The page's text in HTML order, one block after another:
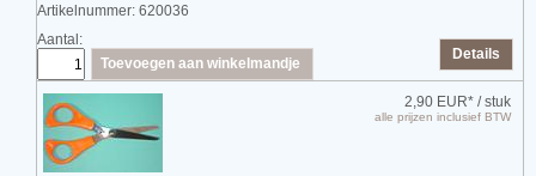
Artikelnummer: 620036
Details
Aantal:
Toevoegen aan winkelmandje
2,90 EUR* / stuk
alle prijzen inclusief BTW